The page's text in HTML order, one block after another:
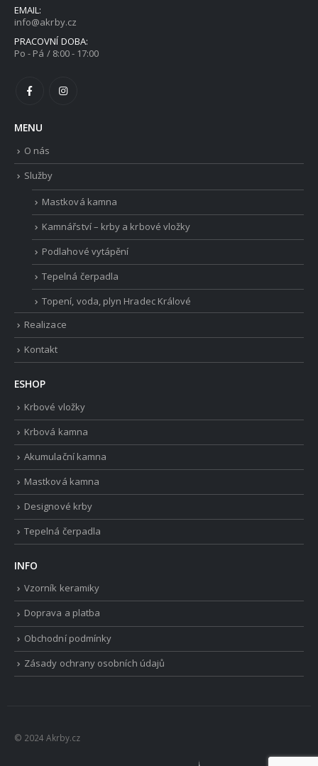
EMAIL:
info@akrby.cz
PRACOVNÍ DOBA:
Po - Pá / 8:00 - 17:00
MENU
O nás
Služby
Mastková kamna
Kamnářství – krby a krbové vložky
Podlahové vytápění
Tepelná čerpadla
Topení, voda, plyn Hradec Králové
Realizace
Kontakt
ESHOP
Krbové vložky
Krbová kamna
Akumulační kamna
Mastková kamna
Designové krby
Tepelná čerpadla
INFO
Vzorník keramiky
Doprava a platba
Obchodní podmínky
Zásady ochrany osobních údajů
© 2024 Akrby.cz